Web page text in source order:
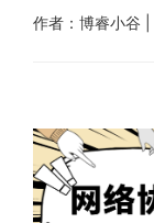
作者：博睿小谷 |